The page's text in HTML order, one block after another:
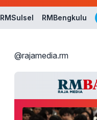
RMSulsel RMBengkulu
@rajamedia.rm